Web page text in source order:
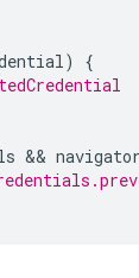
)
{
&& navigator